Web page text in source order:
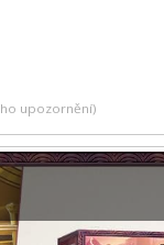
upozornění)